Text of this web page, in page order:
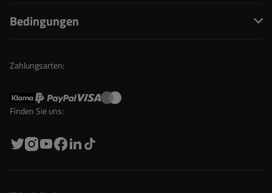
Bedingungen
Zahlungsarten:
Finden Sie uns: